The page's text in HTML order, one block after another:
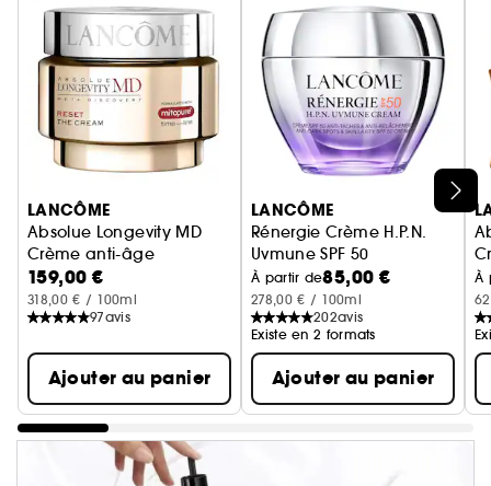
LANCÔME
Absolue Longevity MD
Crème anti-âge
159,00 €
318,00 € / 100ml
97avis
Ajouter au panier
LANCÔME
Rénergie Crème H.P.N.
Uvmune SPF 50
Crème anti-âge avec SPF
À partir de85,00 €
278,00 € / 100ml
202avis
Existe en 2 formats
Ajouter au panier
À